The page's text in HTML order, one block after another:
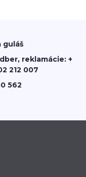
guláš
reklamácie: +
212 007
562